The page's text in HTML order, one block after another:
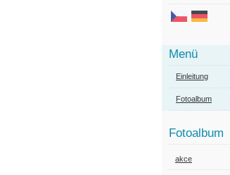
Menü
Einleitung
Fotoalbum
Fotoalbum
akce